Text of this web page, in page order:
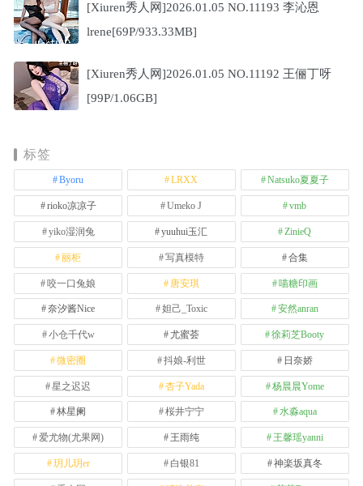
[Xiuren秀人网]2026.01.05 NO.11193 李沁恩
lrene[69P/933.33MB]
[Xiuren秀人网]2026.01.05 NO.11192 王俪丁呀
[99P/1.06GB]
标签
Byoru LRXX Natsuko夏夏子
rioko凉凉子 Umeko J vmb
yiko湿润兔 yuuhui玉汇 ZinieQ
丽柜 写真模特 合集
咬一口兔娘 唐安琪 喵糖印画
奈汐酱Nice 妲己_Toxic 安然anran
小仓千代w 尤蜜荟 徐莉芝Booty
微密圈 抖娘-利世 日奈娇
星之迟迟 杏子Yada 杨晨晨Yome
林星阑 桜井宁宁 水淼aqua
爱尤物(尤果网) 王雨纯 王馨瑶yanni
玥儿玥er 白银81 神楽坂真冬